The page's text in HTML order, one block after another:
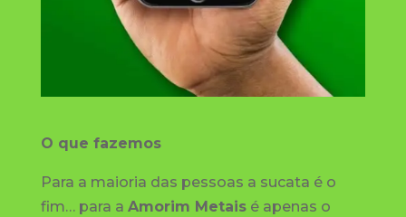
O que fazemos
Para a maioria das pessoas a sucata é o
fim… para a Amorim Metaisé apenas o